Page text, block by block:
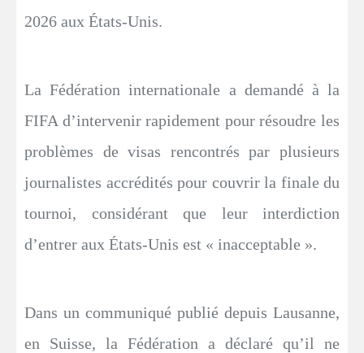
2026 aux États-Unis.
La Fédération internationale a demandé à la
FIFA d’intervenir rapidement pour résoudre les
problèmes de visas rencontrés par plusieurs
journalistes accrédités pour couvrir la finale du
tournoi, considérant que leur interdiction
d’entrer aux États-Unis est « inacceptable ».
Dans un communiqué publié depuis Lausanne,
en Suisse, la Fédération a déclaré qu’il ne